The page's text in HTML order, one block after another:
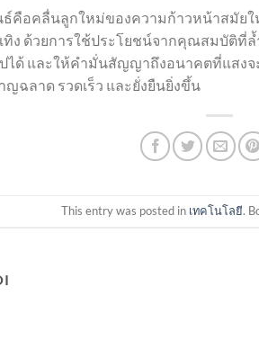
คือคลื่นลูกใหม่ของความก้าวหน้าสมัย
ทิง ด้วยการใช้ประโยชน์จากคุณสมบัติที่
ได้ และให้คำมั่นสัญญาถึงอนาคตที่แสงจ
ฉลาด รวดเร็ว และยั่งยืนยิ่งขึ้น
This entry was posted in เทคโนโลยี.